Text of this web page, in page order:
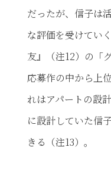
だったが、信子は
な評価を受けてい
友』（注12）の「
応募作の中から上
れはアパートの設
に設計していた信
きる（注13）。